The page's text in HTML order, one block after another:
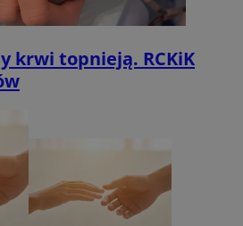
krwi topnieją. RCKiK